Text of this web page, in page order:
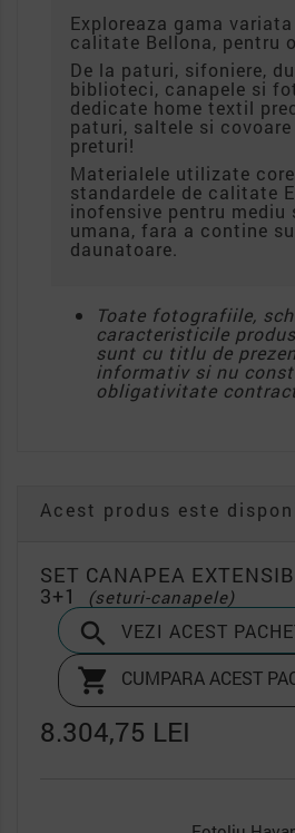
Exploreaza gama
calitate Bellona, pentru
De la paturi, sifoniere,
biblioteci, canapele si
dedicate home textil
paturi, saltele si
preturi!
Materialele utilizate
standardele de calitate
inofensive pentru mediu
umana, fara a contine
daunatoare.
Toate fotografiile,
caracteristicile
sunt cu titlu de
informativ si nu
obligativitate
Acest produs este
SET CANAPEA
3+1 (seturi-canapele)
 VEZI ACEST
 CUMPARA ACEST
8.304,75 LEI